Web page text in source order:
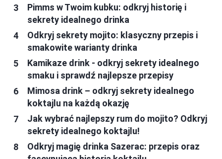
Pimms w Twoim kubku: odkryj historię i
sekrety idealnego drinka
Odkryj sekrety mojito: klasyczny przepis i
smakowite warianty drinka
Kamikaze drink - odkryj sekrety idealnego
smaku i sprawdź najlepsze przepisy
Mimosa drink – odkryj sekrety idealnego
koktajlu na każdą okazję
Jak wybrać najlepszy rum do mojito? Odkryj
sekrety idealnego koktajlu!
Odkryj magię drinka Sazerac: przepis oraz